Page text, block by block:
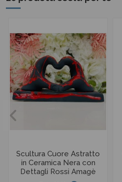
Scultura Cuore Astratto
in Ceramica Nera con
Dettagli Rossi Amagè